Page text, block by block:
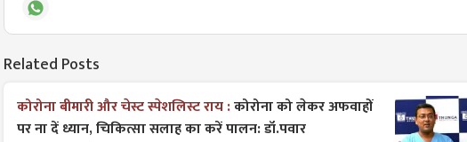
Related Posts
कोरोना बीमारी और चेस्ट स्पेशलिस्ट राय :कोरोना को लेकर अफवाहों
पर ना दें ध्यान, चिकित्सा सलाह का करें पालन: डॉ.पवार